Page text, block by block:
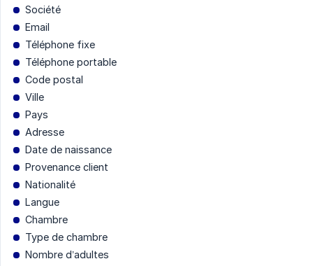
Société
Email
Téléphone fixe
Téléphone portable
Code postal
Ville
Pays
Adresse
Date de naissance
Provenance client
Nationalité
Langue
Chambre
Type de chambre
Nombre d’adultes